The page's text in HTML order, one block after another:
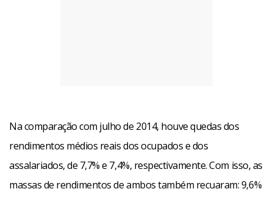
Na comparação com julho de 2014, houve quedas dos
rendimentos médios reais dos ocupados e dos
assalariados, de 7,7% e 7,4%, respectivamente. Com isso, as
massas de rendimentos de ambos também recuaram: 9,6%